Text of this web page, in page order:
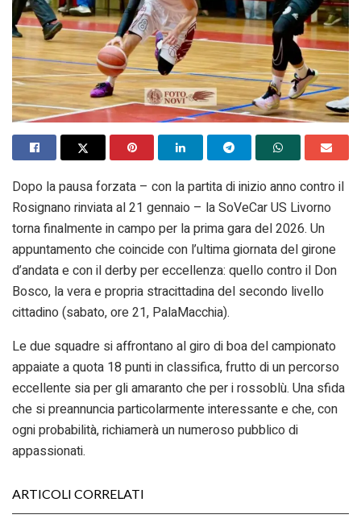
Dopo la pausa forzata – con la partita di inizio anno contro il
Rosignano rinviata al 21 gennaio – la SoVeCar US Livorno
torna finalmente in campo per la prima gara del 2026. Un
appuntamento che coincide con l’ultima giornata del girone
d’andata e con il derby per eccellenza: quello contro il Don
Bosco, la vera e propria stracittadina del secondo livello
cittadino (sabato, ore 21, PalaMacchia).
Le due squadre si affrontano al giro di boa del campionato
appaiate a quota 18 punti in classifica, frutto di un percorso
eccellente sia per gli amaranto che per i rossoblù. Una sfida
che si preannuncia particolarmente interessante e che, con
ogni probabilità, richiamerà un numeroso pubblico di
appassionati.
ARTICOLI CORRELATI